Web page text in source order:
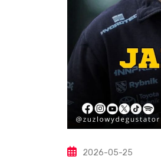
2026-05-25